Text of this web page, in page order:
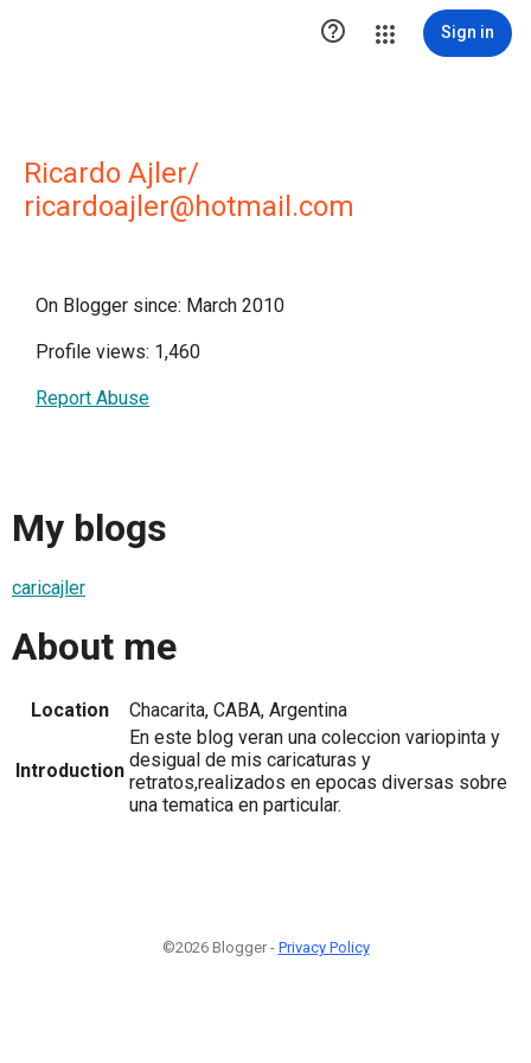
 Sign in
Ricardo Ajler/
ricardoajler@hotmail.com
On Blogger since: March 2010
Profile views: 1,460
Report Abuse
My blogs
caricajler
About me
Location Chacarita, CABA, Argentina
Introduction
En este blog veran una coleccion variopinta y
desigual de mis caricaturas y
retratos,realizados en epocas diversas sobre
una tematica en particular.
©2026 Blogger - Privacy Policy